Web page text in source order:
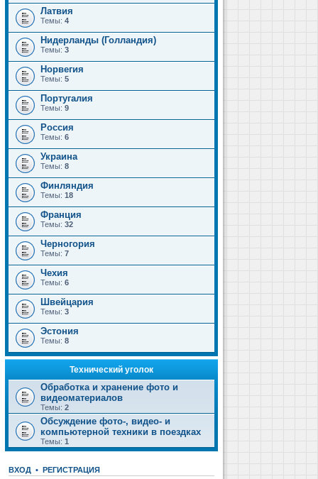
Латвия
Темы: 4
Нидерланды (Голландия)
Темы: 3
Норвегия
Темы: 5
Португалия
Темы: 9
Россия
Темы: 6
Украина
Темы: 8
Финляндия
Темы: 18
Франция
Темы: 32
Черногория
Темы: 7
Чехия
Темы: 6
Швейцария
Темы: 3
Эстония
Темы: 8
Технический уголок
Обработка и хранение фото и
видеоматериалов
Темы: 2
Обсуждение фото-, видео- и
компьютерной техники в поездках
Темы: 1
ВХОД • РЕГИСТРАЦИЯ